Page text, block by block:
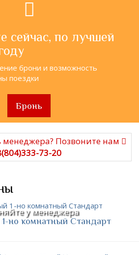
сейчас, по лучшей
брони и возможность
поездки
Бронь
Позвоните нам
73-20
у менеджера
но комнатный Стандарт